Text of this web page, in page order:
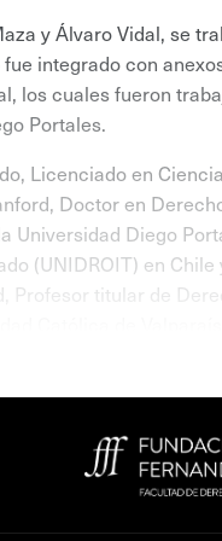
y Álvaro Vidal, se
integrado con
los cuales fueron
Portales.
Licenciado en
Doctor en
Diego
(UNIDROIT) en Chile
titular de
Licenciado en
y Diplomado en
Civil de la
Magíster en Derecho